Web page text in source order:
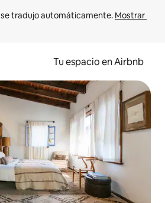
tradujo automáticamente. Mostrar
Tu espacio en Airbnb